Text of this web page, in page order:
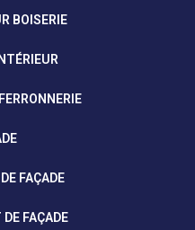
BOISERIE
FAÇADE
FAÇADE